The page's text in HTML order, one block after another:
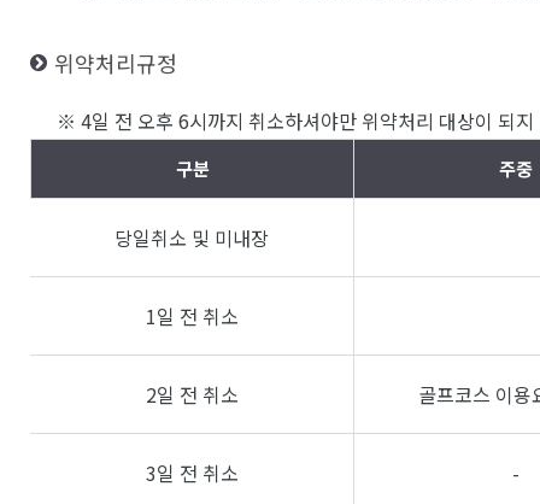
위약처리규정
※ 4일 전 오후 6시까지 취소하셔야만 위약처리 대상이 되
구분 주중
당일취소 및 미내장
1일 전 취소
2일 전 취소 골프코스 이
3일 전 취소 -